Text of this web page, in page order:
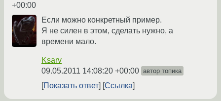
+00:00
Если можно конкретный пример.
Я не силен в этом, сделать нужно, а
времени мало.
Ksarv
09.05.2011 14:08:20 +00:00 автор топика
Показать ответ Ссылка